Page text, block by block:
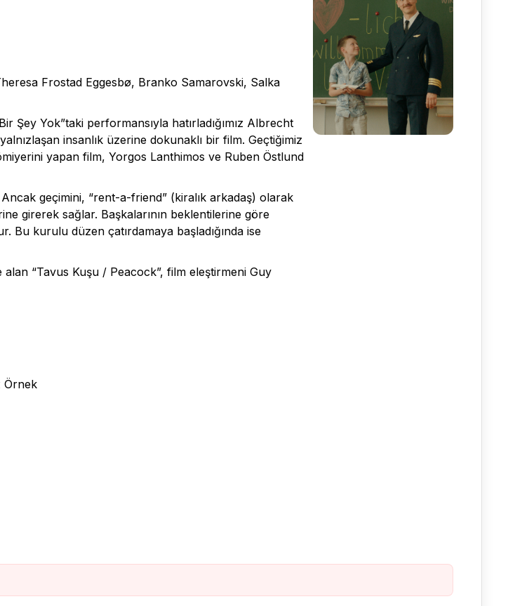
Frostad Eggesbø, Branko Samarovski, Salka
Şey Yok”taki performansıyla hatırladığımız Albrecht
insanlık üzerine dokunaklı bir film. Geçtiğimiz
yapan film, Yorgos Lanthimos ve Ruben Östlund
Ancak geçimini, “rent-a-friend” (kiralık arkadaş) olarak
girerek sağlar. Başkalarının beklentilerine göre
Bu kurulu düzen çatırdamaya başladığında ise
alan “Tavus Kuşu / Peacock”, film eleştirmeni Guy
Örnek